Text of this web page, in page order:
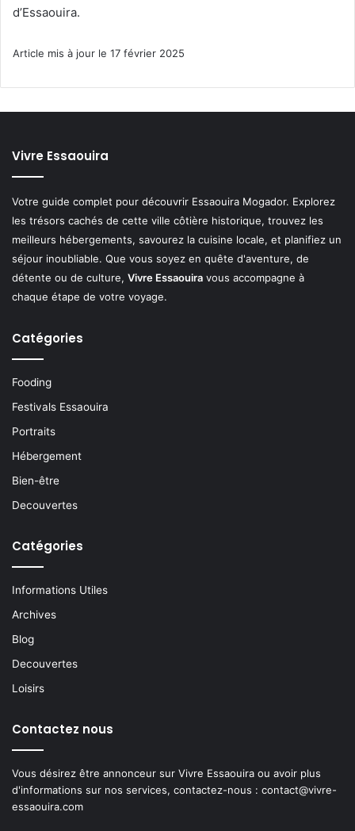
d’Essaouira.
Article mis à jour le 17 février 2025
Vivre Essaouira
Votre guide complet pour découvrir Essaouira Mogador. Explorez
les trésors cachés de cette ville côtière historique, trouvez les
meilleurs hébergements, savourez la cuisine locale, et planifiez un
séjour inoubliable. Que vous soyez en quête d'aventure, de
détente ou de culture, Vivre Essaouira vous accompagne à
chaque étape de votre voyage.
Catégories
Fooding
Festivals Essaouira
Portraits
Hébergement
Bien-être
Decouvertes
Catégories
Informations Utiles
Archives
Blog
Decouvertes
Loisirs
Contactez nous
Vous désirez être annonceur sur Vivre Essaouira ou avoir plus
d'informations sur nos services, contactez-nous : contact@vivre-
essaouira.com